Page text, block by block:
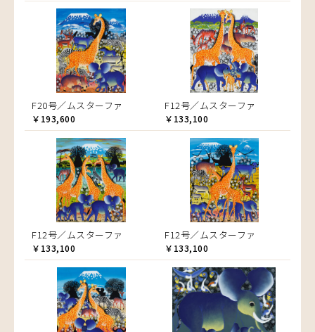
F20号／ムスターファ
￥193,600
F12号／ムスターファ
￥133,100
F12号／ムスターファ
￥133,100
F12号／ムスターファ
￥133,100